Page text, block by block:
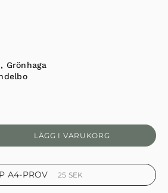
, Grönhaga
LÄGG I VARUKORG
A4-PROV 25 SEK